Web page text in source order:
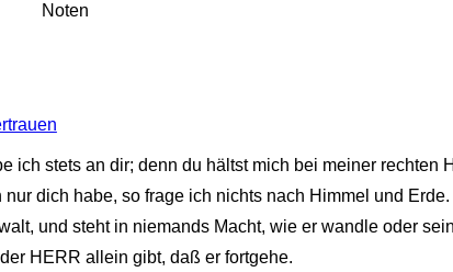
Noten
ich stets an dir; denn du hältst mich bei meiner rechten
dich habe, so frage ich nichts nach Himmel und Erde.
und steht in niemands Macht, wie er wandle oder
HERR allein gibt, daß er fortgehe.